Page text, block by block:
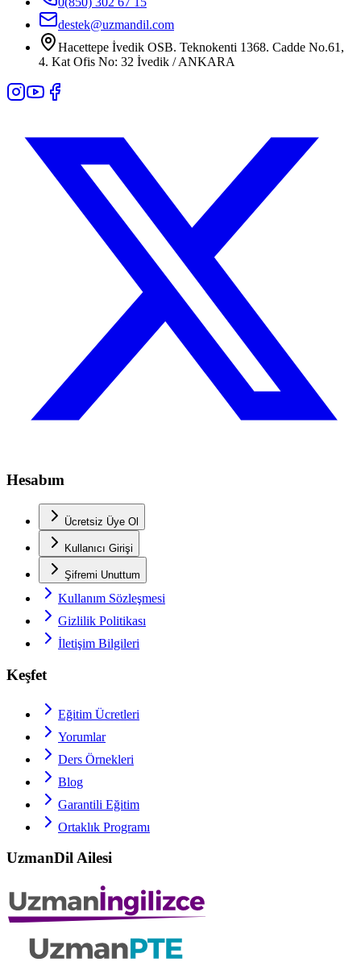
destek@uzmandil.com
Hacettepe İvedik OSB. Teknokenti 1368. Cadde No.61,
4. Kat Ofis No: 32 İvedik / ANKARA
Hesabım
Ücretsiz Üye Ol
Kullanıcı Girişi
Şifremi Unuttum
Kullanım Sözleşmesi
Gizlilik Politikası
İletişim Bilgileri
Keşfet
Eğitim Ücretleri
Yorumlar
Ders Örnekleri
Blog
Garantili Eğitim
Ortaklık Programı
UzmanDil Ailesi